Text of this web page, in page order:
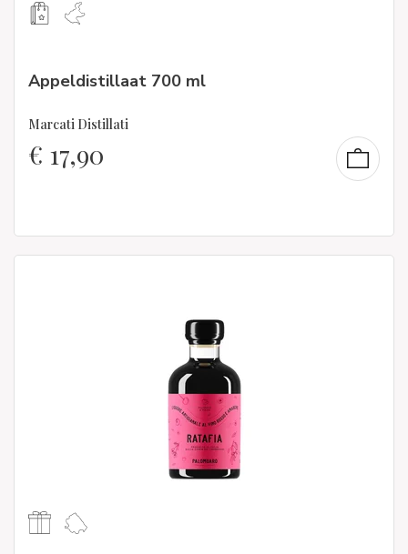
Appeldistillaat 700 ml
Marcati Distillati
€ 17,90